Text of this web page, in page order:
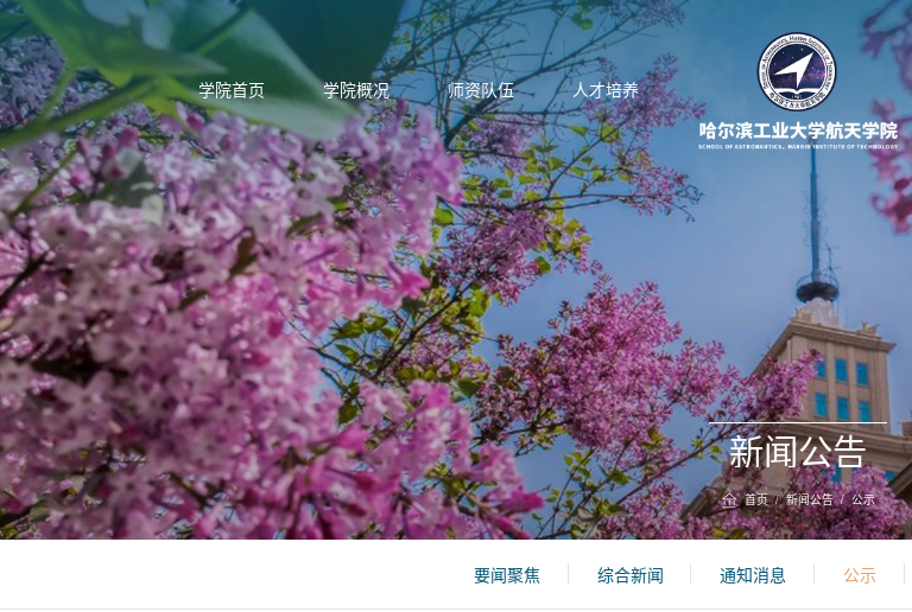
学院首页 学院概况 师资队伍 人才培养
新闻公告
首页 / 新闻公告 / 公示
要闻聚焦 综合新闻 通知消息 公示